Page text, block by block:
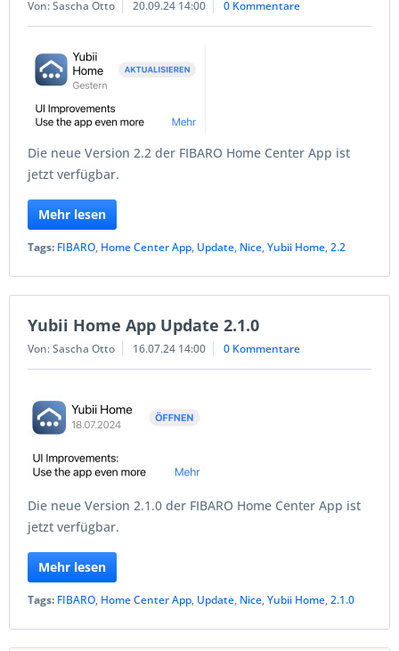
Von: Sascha Otto 20.09.24 14:00 0 Kommentare
Die neue Version 2.2 der FIBARO Home Center App ist
jetzt verfügbar.
Mehr lesen
Tags: FIBARO, Home Center App, Update, Nice,Yubii Home,2.2
Yubii Home App Update 2.1.0
Von: Sascha Otto 16.07.24 14:00 0 Kommentare
Die neue Version 2.1.0 der FIBARO Home Center App ist
jetzt verfügbar.
Mehr lesen
Tags: FIBARO, Home Center App, Update, Nice,Yubii Home,2.1.0